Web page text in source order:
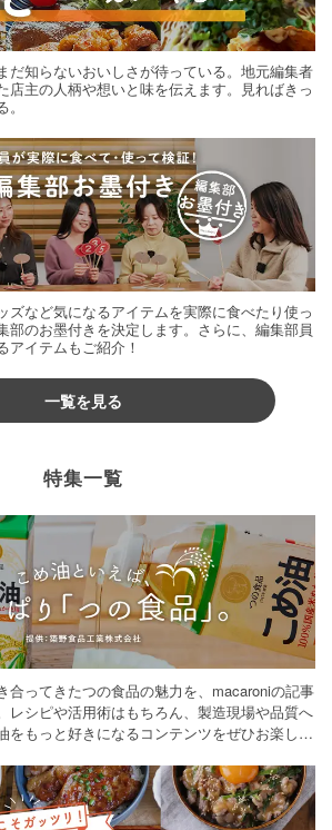
だ知らないおいしさが待っている。地元編集者
店主の人柄や想いと味を伝えます。見ればきっ
ズなど気になるアイテムを実際に食べたり使っ
部のお墨付きを決定します。さらに、編集部員
アイテムもご紹介！
一覧を見る
特集一覧
合ってきたつの食品の魅力を、macaroniの記事
レシピや活用術はもちろん、製造現場や品質へ
をもっと好きになるコンテンツをぜひお楽しみ